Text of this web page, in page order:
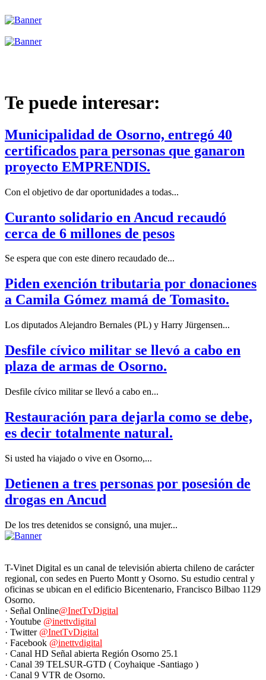
Te puede interesar:
Municipalidad de Osorno, entregó 40
certificados para personas que ganaron
proyecto EMPRENDIS.
Con el objetivo de dar oportunidades a todas...
Curanto solidario en Ancud recaudó
cerca de 6 millones de pesos
Se espera que con este dinero recaudado de...
Piden exención tributaria por donaciones
a Camila Gómez mamá de Tomasito.
Los diputados Alejandro Bernales (PL) y Harry Jürgensen...
Desfile cívico militar se llevó a cabo en
plaza de armas de Osorno.
Desfile cívico militar se llevó a cabo en...
Restauración para dejarla como se debe,
es decir totalmente natural.
Si usted ha viajado o vive en Osorno,...
Detienen a tres personas por posesión de
drogas en Ancud
De los tres detenidos se consignó, una mujer...
T-Vinet Digital es un canal de televisión abierta chileno de carácter
regional, con sedes en Puerto Montt y Osorno. Su estudio central y
oficinas se ubican en el edificio Bicentenario, Francisco Bilbao 1129
Osorno.
· Señal Online@InetTvDigital
· Youtube @inettvdigital
· Twitter @InetTvDigital
· Facebook @inettvdigital
· Canal HD Señal abierta Región Osorno 25.1
· Canal 39 TELSUR-GTD ( Coyhaique -Santiago )
· Canal 9 VTR de Osorno.